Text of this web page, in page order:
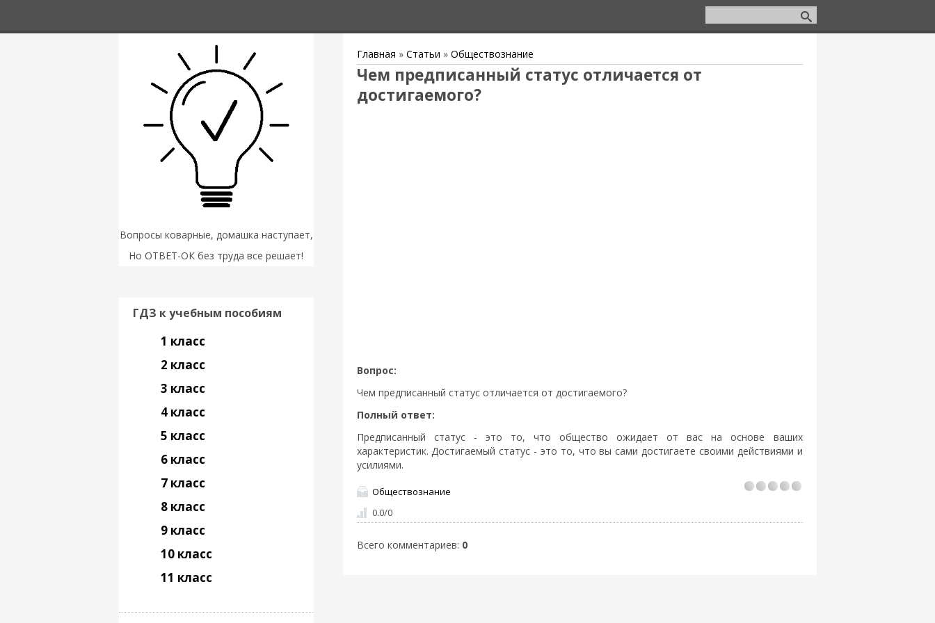
Вопросы коварные, домашка наступает,
Но ОТВЕТ-ОК без труда все решает!
Главная » Статьи » Обществознание
Чем предписанный статус отличается от
достигаемого?
Вопрос:
Чем предписанный статус отличается от достигаемого?
Полный ответ:
Предписанный статус - это то, что общество ожидает от вас на основе ваших
характеристик. Достигаемый статус - это то, что вы сами достигаете своими действиями и
усилиями.
Обществознание
0.0/0
Всего комментариев: 0
ГДЗ к учебным пособиям
1 класс
2 класс
3 класс
4 класс
5 класс
6 класс
7 класс
8 класс
9 класс
10 класс
11 класс